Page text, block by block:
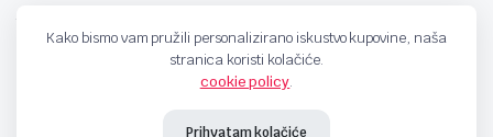
Kako bismo vam pružili personalizirano iskustvo kupovine, naša
stranica koristi kolačiće.
cookie policy.
Prihvatam kolačiće